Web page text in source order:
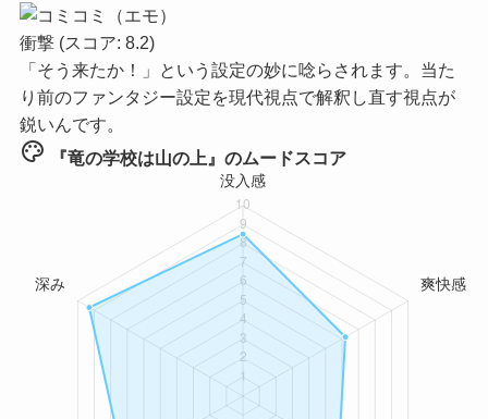
衝撃 (スコア: 8.2)
「そう来たか！」という設定の妙に唸らされます。当た
り前のファンタジー設定を現代視点で解釈し直す視点が
鋭いんです。
palette 『竜の学校は山の上』のムードスコア